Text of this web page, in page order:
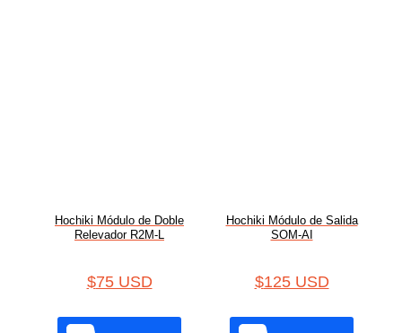
Hochiki Módulo de Doble
Relevador R2M-L
$75 USD
Hochiki Módulo de Salida
SOM-AI
$125 USD